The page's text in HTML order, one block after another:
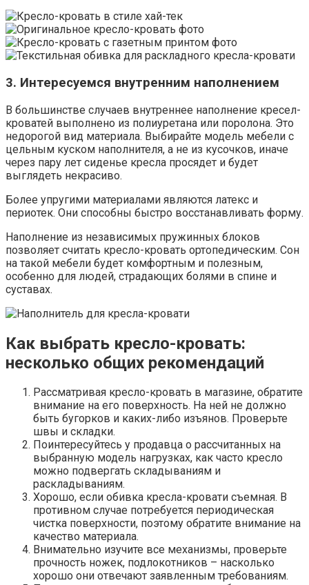
3. Интересуемся внутренним наполнением
В большинстве случаев внутреннее наполнение кресел-
кроватей выполнено из полиуретана или поролона. Это
недорогой вид материала. Выбирайте модель мебели с
цельным куском наполнителя, а не из кусочков, иначе
через пару лет сиденье кресла просядет и будет
выглядеть некрасиво.
Более упругими материалами являются латекс и
периотек. Они способны быстро восстанавливать форму.
Наполнение из независимых пружинных блоков
позволяет считать кресло-кровать ортопедическим. Сон
на такой мебели будет комфортным и полезным,
особенно для людей, страдающих болями в спине и
суставах.
Как выбрать кресло-кровать:
несколько общих рекомендаций
Рассматривая кресло-кровать в магазине, обратите
внимание на его поверхность. На ней не должно
быть бугорков и каких-либо изъянов. Проверьте
швы и складки.
Поинтересуйтесь у продавца о рассчитанных на
выбранную модель нагрузках, как часто кресло
можно подвергать складываниям и
раскладываниям.
Хорошо, если обивка кресла-кровати съемная. В
противном случае потребуется периодическая
чистка поверхности, поэтому обратите внимание на
качество материала.
Внимательно изучите все механизмы, проверьте
прочность ножек, подлокотников – насколько
хорошо они отвечают заявленным требованиям.